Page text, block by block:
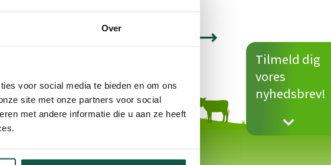
Over
voor social media te bieden en om ons
site met onze partners voor social
met andere informatie die u aan ze heeft
Tilmeld dig
vores
nyhedsbrev!